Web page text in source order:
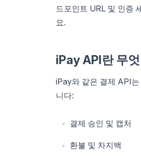
드포인트 URL 및 인증
요.
iPay API란 무
iPay와 같은 결제 API
니다:
결제 승인 및 캡처
환불 및 차지백